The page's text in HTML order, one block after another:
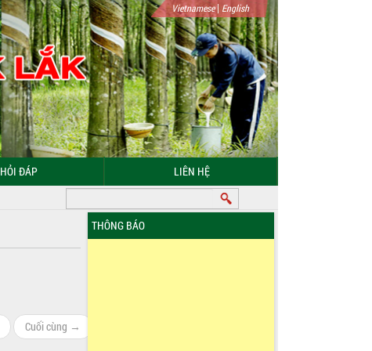
Vietnamese| English
HỎI ĐÁP LIÊN HỆ
Cuối cùng →
THÔNG BÁO